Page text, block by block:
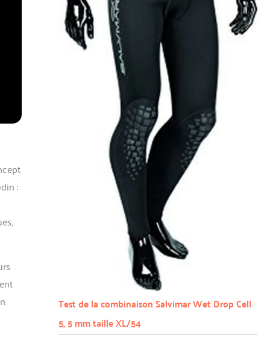
:
Test de la combinaison Salvimar Wet Drop Cell
5, 5 mm taille XL/54